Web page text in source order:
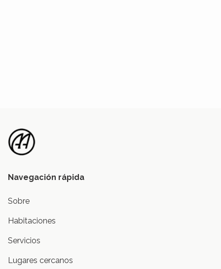
Navegación rápida
Sobre
Habitaciones
Servicios
Lugares cercanos